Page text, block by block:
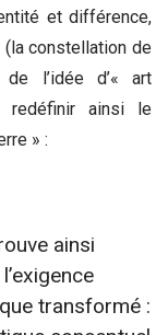
et différence,
constellation de
l’idée d’« art
redéfinir ainsi le
» :
ainsi
transformé :